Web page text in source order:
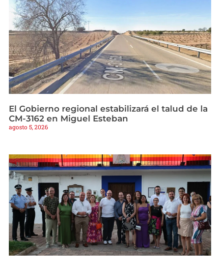
El Gobierno regional estabilizará el talud de la
CM-3162 en Miguel Esteban
agosto 5, 2026